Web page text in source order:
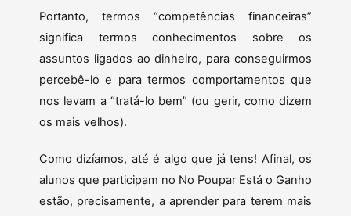
Portanto, termos “competências financeiras”
significa termos conhecimentos sobre os
assuntos ligados ao dinheiro, para conseguirmos
percebê-lo e para termos comportamentos que
nos levam a “tratá-lo bem” (ou gerir, como dizem
os mais velhos).
Como dizíamos, até é algo que já tens! Afinal, os
alunos que participam no No Poupar Está o Ganho
estão, precisamente, a aprender para terem mais